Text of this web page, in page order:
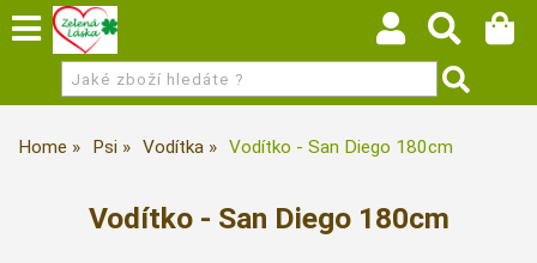
Home Psi Vodítka Vodítko - San Diego 180cm
Vodítko - San Diego 180cm